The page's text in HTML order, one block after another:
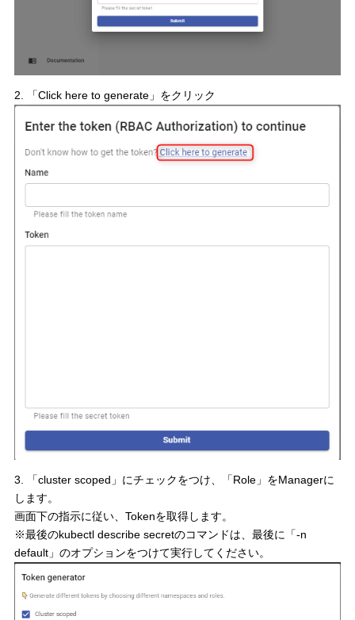
2. 「Click here to generate」をクリック
3. 「cluster scoped」にチェックをつけ、「Role」をManagerに
します。
画面下の指示に従い、Tokenを取得します。
※最後のkubectl describe secretのコマンドは、最後に「-n
default」のオプションをつけて実行してください。